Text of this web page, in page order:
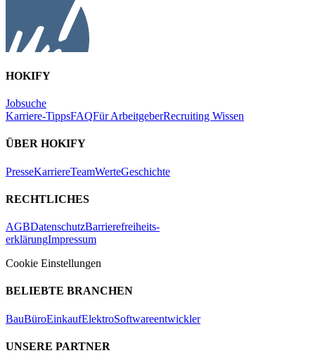
HOKIFY
Jobsuche
Karriere-TippsFAQFür ArbeitgeberRecruiting Wissen
ÜBER HOKIFY
PresseKarriereTeamWerteGeschichte
RECHTLICHES
AGBDatenschutzBarrierefreiheits-
erklärungImpressum
Cookie Einstellungen
BELIEBTE BRANCHEN
BauBüroEinkaufElektroSoftwareentwickler
UNSERE PARTNER